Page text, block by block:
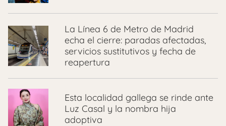
La Línea 6 de Metro de Madrid
echa el cierre: paradas afectadas,
servicios sustitutivos y fecha de
reapertura
Esta localidad gallega se rinde ante
Luz Casal y la nombra hija
adoptiva